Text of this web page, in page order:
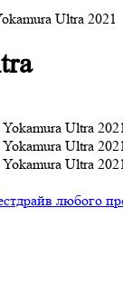
Ultra 2021